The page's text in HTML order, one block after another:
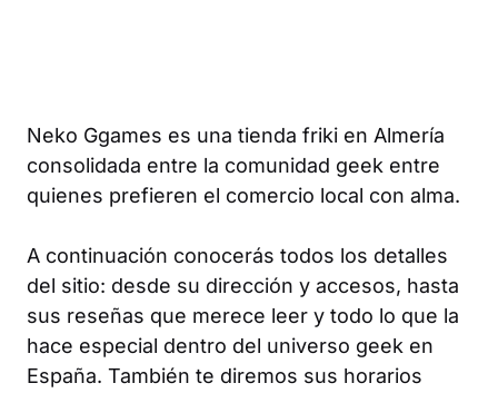
Neko Ggames es una tienda friki en Almería
consolidada entre la comunidad geek entre
quienes prefieren el comercio local con alma.
A continuación conocerás todos los detalles
del sitio: desde su dirección y accesos, hasta
sus reseñas que merece leer y todo lo que la
hace especial dentro del universo geek en
España. También te diremos sus horarios